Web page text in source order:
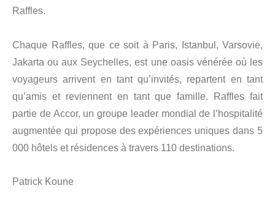
Raffles.
Chaque Raffles, que ce soit à Paris, Istanbul, Varsovie,
Jakarta ou aux Seychelles, est une oasis vénérée où les
voyageurs arrivent en tant qu’invités, repartent en tant
qu’amis et reviennent en tant que famille. Raffles fait
partie de Accor, un groupe leader mondial de l’hospitalité
augmentée qui propose des expériences uniques dans 5
000 hôtels et résidences à travers 110 destinations.
Patrick Koune